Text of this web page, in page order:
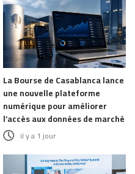
La Bourse de Casablanca lance
une nouvelle plateforme
numérique pour améliorer
l’accès aux données de marché
il y a 1 jour